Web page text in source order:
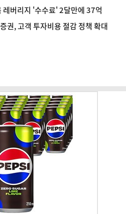
버리지 '수수료' 2달만에 37억
, 고객 투자비용 절감 정책 확대